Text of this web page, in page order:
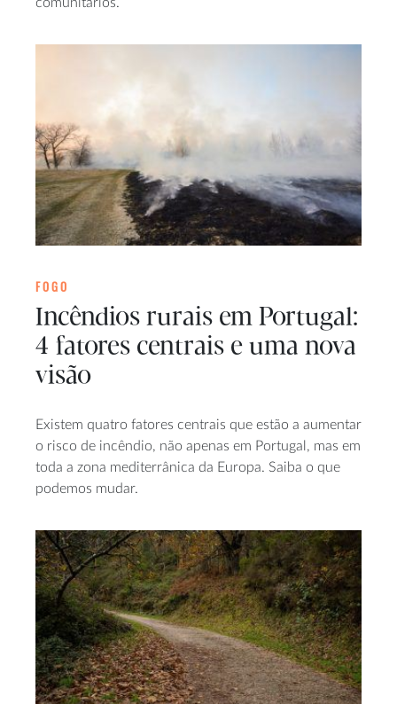
FOGO
Incêndios rurais em Portugal:
4 fatores centrais e uma nova
visão
Existem quatro fatores centrais que estão a aumentar
o risco de incêndio, não apenas em Portugal, mas em
toda a zona mediterrânica da Europa. Saiba o que
podemos mudar.